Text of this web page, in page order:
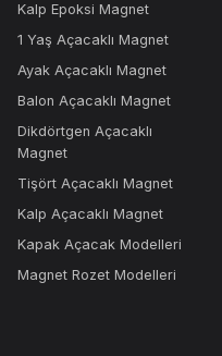
Kalp Epoksi Magnet
1 Yaş Açacaklı Magnet
Ayak Açacaklı Magnet
Balon Açacaklı Magnet
Dikdörtgen Açacaklı
Magnet
Tişört Açacaklı Magnet
Kalp Açacaklı Magnet
Kapak Açacak Modelleri
Magnet Rozet Modelleri